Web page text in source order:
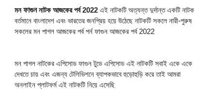
মনফাগুননাটক আজকের পর্ব 2022 এই নাটকটি অত্যন্ত দুর্দান্ত একটি নাটক
বর্তমানে বাংলাদেশ এবং ভারতের জনপ্রিয় হয়ে উঠেছে নাটকটি সকলে নারী-পুরুষ
সকলের মন পাগল আজকের পর্ব পর্ন ফাগুন আজকের পর্ব 2022
মন পাগল নাটকের এপিসোড ফাগুন টুডে এপিসোড এই নাটকটি সবাই একে একে
দেখতে চায় এবং এজন্য টেলিভিশনে ব্যাপকভাবে হুড়োহুড়ি করে তাই আমরা
অনলাইন প্লাটফর্ম এই নাটকটি নিয়ে এসেছি